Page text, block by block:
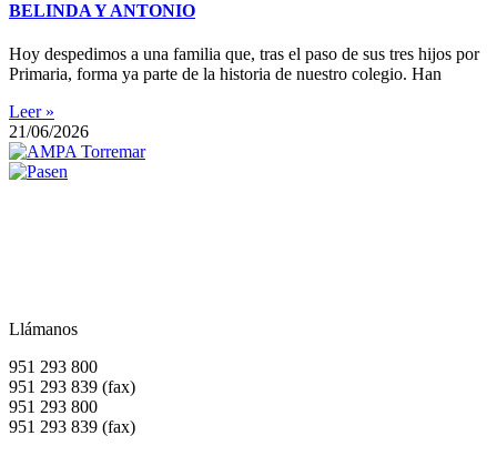
BELINDA Y ANTONIO
Hoy despedimos a una familia que, tras el paso de sus tres hijos por
Primaria, forma ya parte de la historia de nuestro colegio. Han
Leer »
21/06/2026
Llámanos
951 293 800
951 293 839 (fax)
951 293 800
951 293 839 (fax)